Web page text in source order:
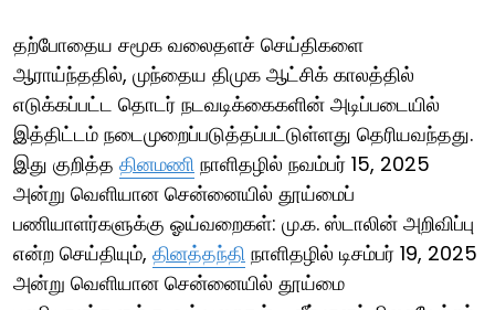
தற்போதைய சமூக வலைதளச் செய்திகளை
ஆராய்ந்ததில், முந்தைய திமுக ஆட்சிக் காலத்தில்
எடுக்கப்பட்ட தொடர் நடவடிக்கைகளின் அடிப்படையில்
இத்திட்டம் நடைமுறைப்படுத்தப்பட்டுள்ளது தெரியவந்தது.
இது குறித்த தினமணி நாளிதழில் நவம்பர் 15, 2025
அன்று வெளியான சென்னையில் தூய்மைப்
பணியாளர்களுக்கு ஓய்வறைகள்: மு.க. ஸ்டாலின் அறிவிப்பு
என்ற செய்தியும், தினத்தந்தி நாளிதழில் டிசம்பர் 19, 2025
அன்று வெளியான சென்னையில் தூய்மை